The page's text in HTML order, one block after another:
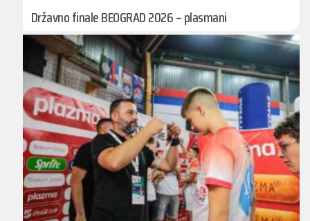
Državno finale BEOGRAD 2026 – plasmani